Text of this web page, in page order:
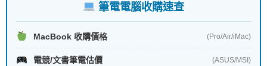
筆電電腦收購速查
MacBook 收購價格 (Pro/Air/iMac)
電競/文書筆電估價 (ASUS/MSI)